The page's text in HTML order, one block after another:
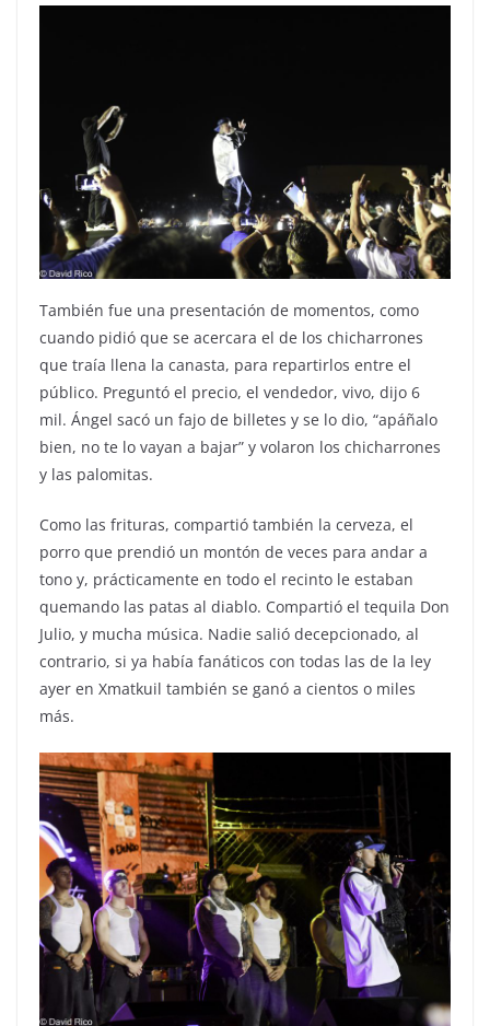
También fue una presentación de momentos, como
cuando pidió que se acercara el de los chicharrones
que traía llena la canasta, para repartirlos entre el
público. Preguntó el precio, el vendedor, vivo, dijo 6
mil. Ángel sacó un fajo de billetes y se lo dio, “apáñalo
bien, no te lo vayan a bajar” y volaron los chicharrones
y las palomitas.
Como las frituras, compartió también la cerveza, el
porro que prendió un montón de veces para andar a
tono y, prácticamente en todo el recinto le estaban
quemando las patas al diablo. Compartió el tequila Don
Julio, y mucha música. Nadie salió decepcionado, al
contrario, si ya había fanáticos con todas las de la ley
ayer en Xmatkuil también se ganó a cientos o miles
más.